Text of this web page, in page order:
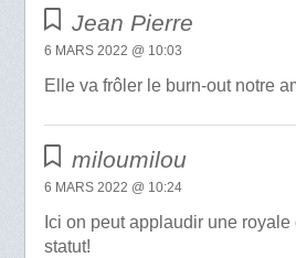
Jean Pierre
6 MARS 2022 @ 10:03
Elle va frôler le burn-out notre
miloumilou
6 MARS 2022 @ 10:24
Ici on peut applaudir une
statut!